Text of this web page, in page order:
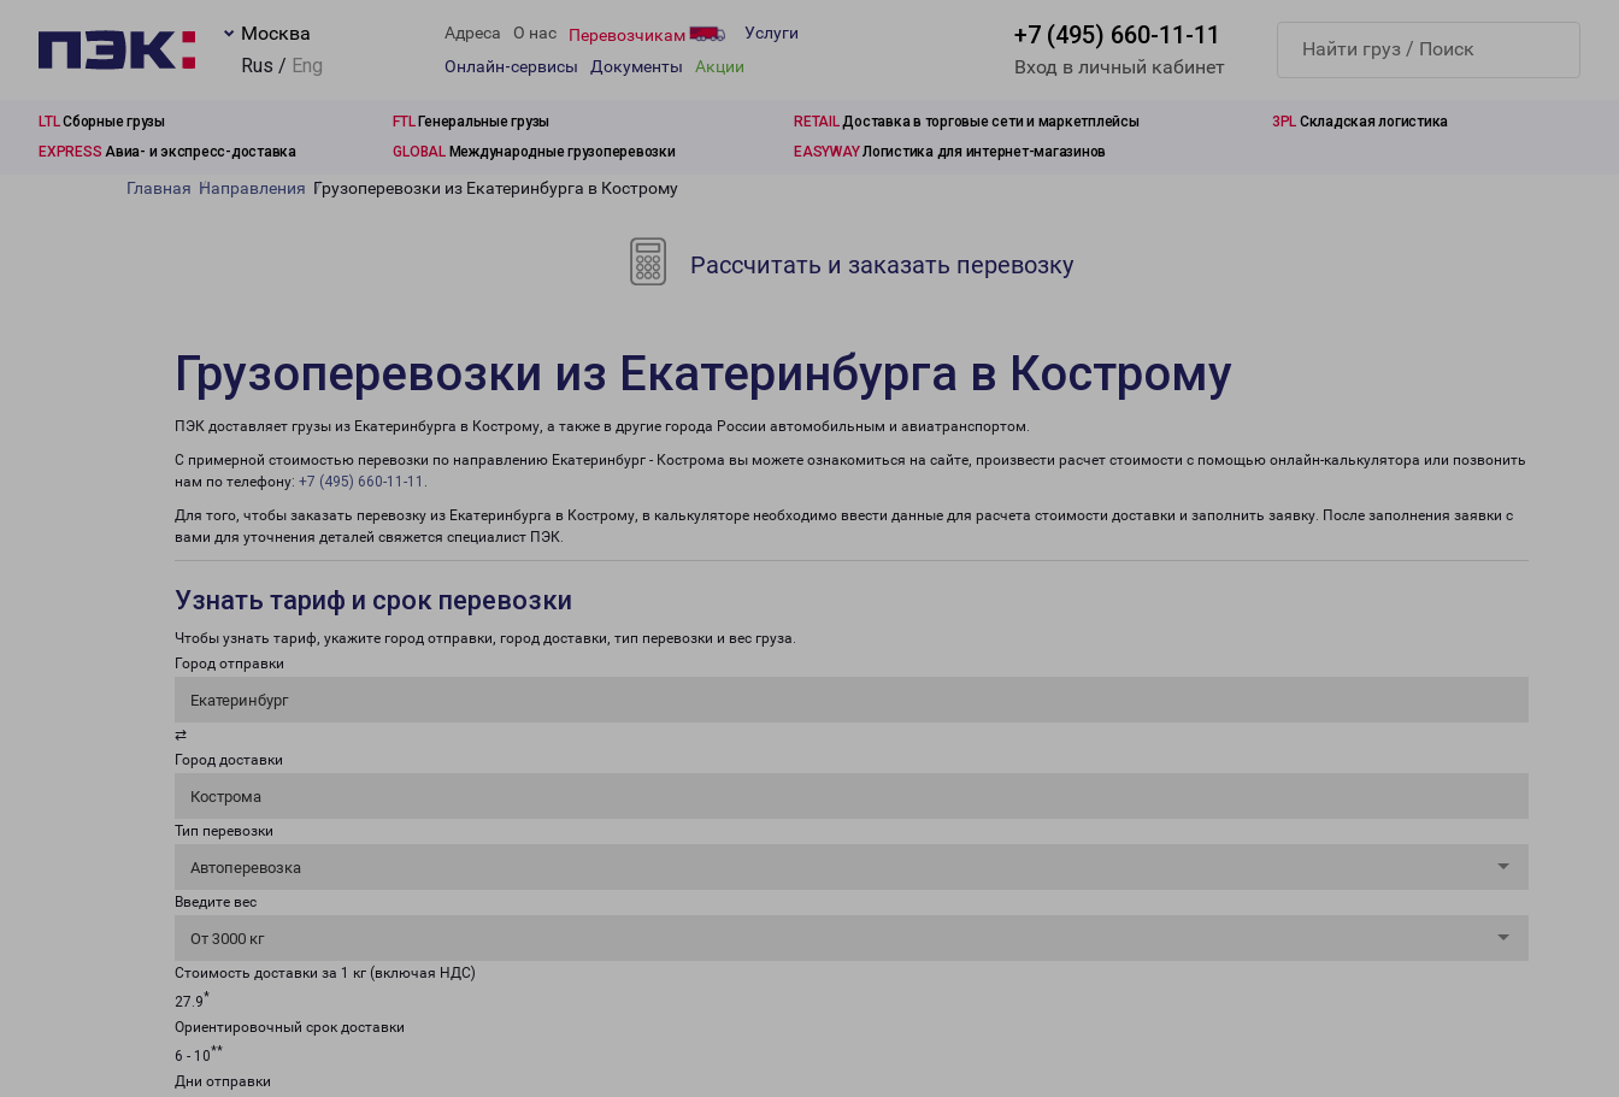
Москва
Rus / Eng
Адреса О нас Перевозчикам
Услуги
Онлайн-сервисы
Документы Акции
+7 (495) 660-11-11
Вход в личный кабинет
LTLСборные грузы FTLГенеральные грузы RETAILДоставка в торговые сети и маркетплейсы 3PL Складская логистика
EXPRESS Авиа- и экспресс-доставка GLOBALМеждународные грузоперевозки EASYWAYЛогистика для интернет-магазинов
Главная Направления Грузоперевозки из Екатеринбурга в Кострому
Рассчитать и заказать перевозку
Грузоперевозки из Екатеринбурга в Кострому
ПЭК доставляет грузы из Екатеринбурга в Кострому, а также в другие города России автомобильным и авиатранспортом.
С примерной стоимостью перевозки по направлению Екатеринбург - Кострома вы можете ознакомиться на сайте, произвести расчет стоимости с помощью онлайн-калькулятора или позвонить
нам по телефону: +7 (495) 660-11-11 .
Для того, чтобы заказать перевозку из Екатеринбурга в Кострому, в калькуляторе необходимо ввести данные для расчета стоимости доставки и заполнить заявку. После заполнения заявки с
вами для уточнения деталей свяжется специалист ПЭК.
Узнать тариф и срок перевозки
Чтобы узнать тариф, укажите город отправки, город доставки, тип перевозки и вес груза.
Город отправки
Екатеринбург
⇄
Город доставки
Кострома
Тип перевозки
Автоперевозка
Введите вес
От 3000 кг
Стоимость доставки за 1 кг (включая НДС)
27.9*
Ориентировочный срок доставки
6 - 10**
Дни отправки